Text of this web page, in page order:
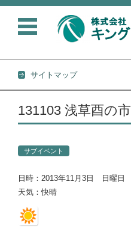
サイトマップ
コンテンツに移動
131103 浅草酉の市
サブイベント
日時：2013年11月3日 日曜日
天気：快晴